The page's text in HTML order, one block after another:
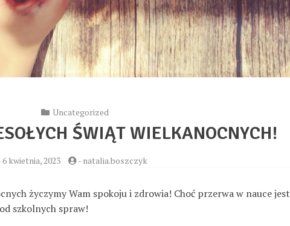
Uncategorized
ŚWIĄT WIELKANOCNYCH!
6 kwietnia, 2023 - natalia.boszczyk
życzymy Wam spokoju i zdrowia! Choć przerwa w nauce jest
szkolnych spraw!